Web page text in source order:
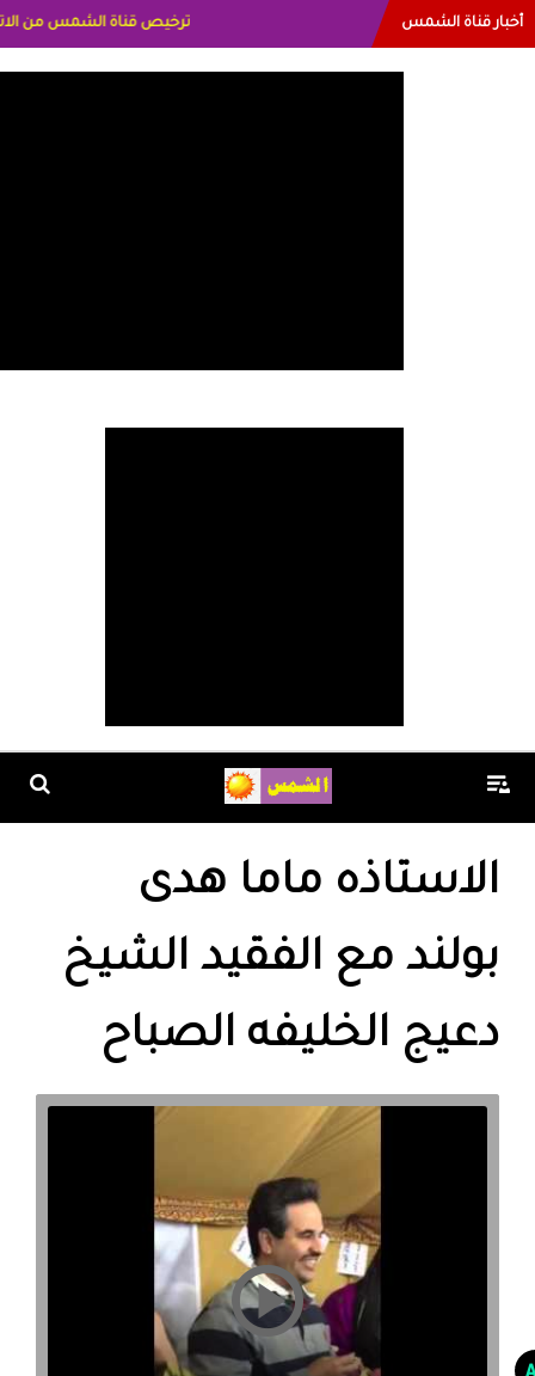
أخبار قناة الشمس
الاستاذه ماما هدى
بولند مع الفقيد الشيخ
دعيج الخليفه الصباح